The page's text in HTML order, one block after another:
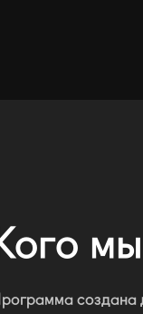
создана